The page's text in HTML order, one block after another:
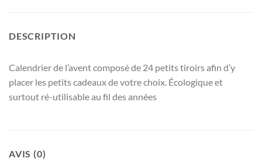
DESCRIPTION
Calendrier de l’avent composé de 24 petits tiroirs afin d’y
placer les petits cadeaux de votre choix. Écologique et
surtout ré-utilisable au fil des années
AVIS (0)